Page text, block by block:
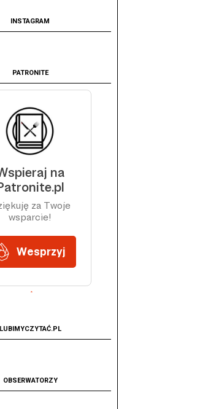
INSTAGRAM
PATRONITE
LUBIMYCZYTAĆ.PL
OBSERWATORZY